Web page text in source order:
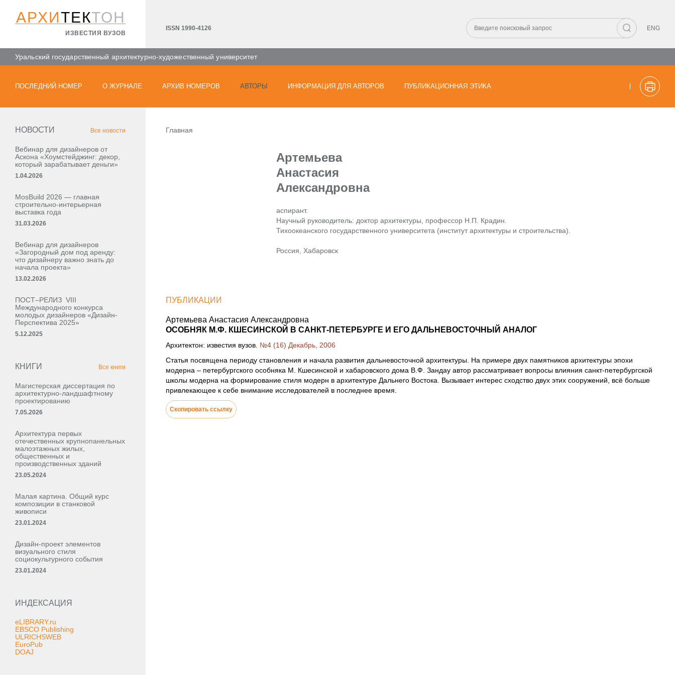
АРХИТЕКТОН
ИЗВЕСТИЯ ВУЗОВ
ISSN 1990-4126 ENG
Уральский государственный архитектурно-художественный университет
ПОСЛЕДНИЙ НОМЕР О ЖУРНАЛЕ АРХИВ НОМЕРОВ АВТОРЫ ИНФОРМАЦИЯ ДЛЯ АВТОРОВ ПУБЛИКАЦИОННАЯ ЭТИКА
НОВОСТИ Все новости
Вебинар для дизайнеров от
Аскона «Хоумстейджинг: декор,
который зарабатывает деньги»
1.04.2026
MosBuild 2026 — главная
строительно-интерьерная
выставка года
31.03.2026
Вебинар для дизайнеров
«Загородный дом под аренду:
что дизайнеру важно знать до
начала проекта»
13.02.2026
ПОСТ–РЕЛИЗ VIII
Международного конкурса
молодых дизайнеров «Дизайн-
Перспектива 2025»
5.12.2025
КНИГИ Все книги
Магистерская диссертация по
архитектурно-ландшафтному
проектированию
7.05.2026
Архитектура первых
отечественных крупнопанельных
малоэтажных жилых,
общественных и
производственных зданий
23.05.2024
Малая картина. Общий курс
композиции в станковой
живописи
23.01.2024
Дизайн-проект элементов
визуального стиля
социокультурного события
23.01.2024
ИНДЕКСАЦИЯ
eLIBRARY.ru
EBSCO Publishing
ULRICHSWEB
EuroPub
DOAJ
Главная
Артемьева
Анастасия
Александровна
аспирант.
Научный руководитель: доктор архитектуры, профессор Н.П. Крадин.
Тихоокеанского государственного университета (институт архитектуры и строительства).
Россия, Хабаровск
ПУБЛИКАЦИИ
Артемьева Анастасия Александровна
ОСОБНЯК М.Ф. КШЕСИНСКОЙ В САНКТ-ПЕТЕРБУРГЕ И ЕГО ДАЛЬНЕВОСТОЧНЫЙ АНАЛОГ
Архитектон: известия вузов. №4 (16) Декабрь, 2006
Статья посвящена периоду становления и начала развития дальневосточной архитектуры. На примере двух памятников архитектуры эпохи
модерна – петербургского особняка М. Кшесинской и хабаровского дома В.Ф. Зандау автор рассматривает вопросы влияния санкт-петербургской
школы модерна на формирование стиля модерн в архитектуре Дальнего Востока. Вызывает интерес сходство двух этих сооружений, всё больше
привлекающее к себе внимание исследователей в последнее время.
Скопировать ссылку